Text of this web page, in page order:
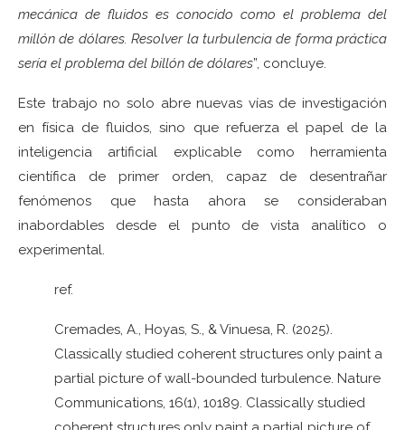
mecánica de fluidos es conocido como el problema del
millón de dólares. Resolver la turbulencia de forma práctica
sería el problema del billón de dólares”, concluye.
Este trabajo no solo abre nuevas vías de investigación
en física de fluidos, sino que refuerza el papel de la
inteligencia artificial explicable como herramienta
científica de primer orden, capaz de desentrañar
fenómenos que hasta ahora se consideraban
inabordables desde el punto de vista analítico o
experimental.
ref.
Cremades, A., Hoyas, S., & Vinuesa, R. (2025).
Classically studied coherent structures only paint a
partial picture of wall-bounded turbulence. Nature
Communications, 16(1), 10189. Classically studied